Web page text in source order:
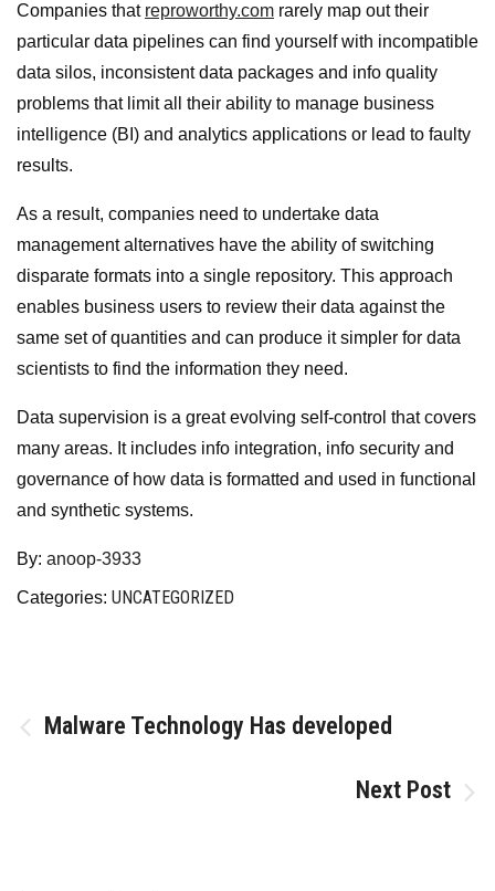
Companies that reproworthy.com rarely map out their
particular data pipelines can find yourself with incompatible
data silos, inconsistent data packages and info quality
problems that limit all their ability to manage business
intelligence (BI) and analytics applications or lead to faulty
results.
As a result, companies need to undertake data
management alternatives have the ability of switching
disparate formats into a single repository. This approach
enables business users to review their data against the
same set of quantities and can produce it simpler for data
scientists to find the information they need.
Data supervision is a great evolving self-control that covers
many areas. It includes info integration, info security and
governance of how data is formatted and used in functional
and synthetic systems.
By: anoop-3933
Categories: UNCATEGORIZED
Post
Malware Technology Has developed
Next Post